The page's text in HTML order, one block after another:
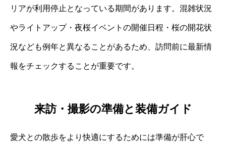
リアが利用停止となっている期間があります。混雑状況
やライトアップ・夜桜イベントの開催日程・桜の開花状
況なども例年と異なることがあるため、訪問前に最新情
報をチェックすることが重要です。
来訪・撮影の準備と装備ガイド
愛犬との散歩をより快適にするためには準備が肝心で